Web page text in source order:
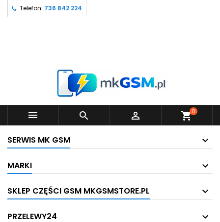
Telefon: 736 842 224
   shopping_cart0
SERWIS MK GSM
MARKI
SKLEP CZĘŚCI GSM MKGSMSTORE.PL
PRZELEWY24